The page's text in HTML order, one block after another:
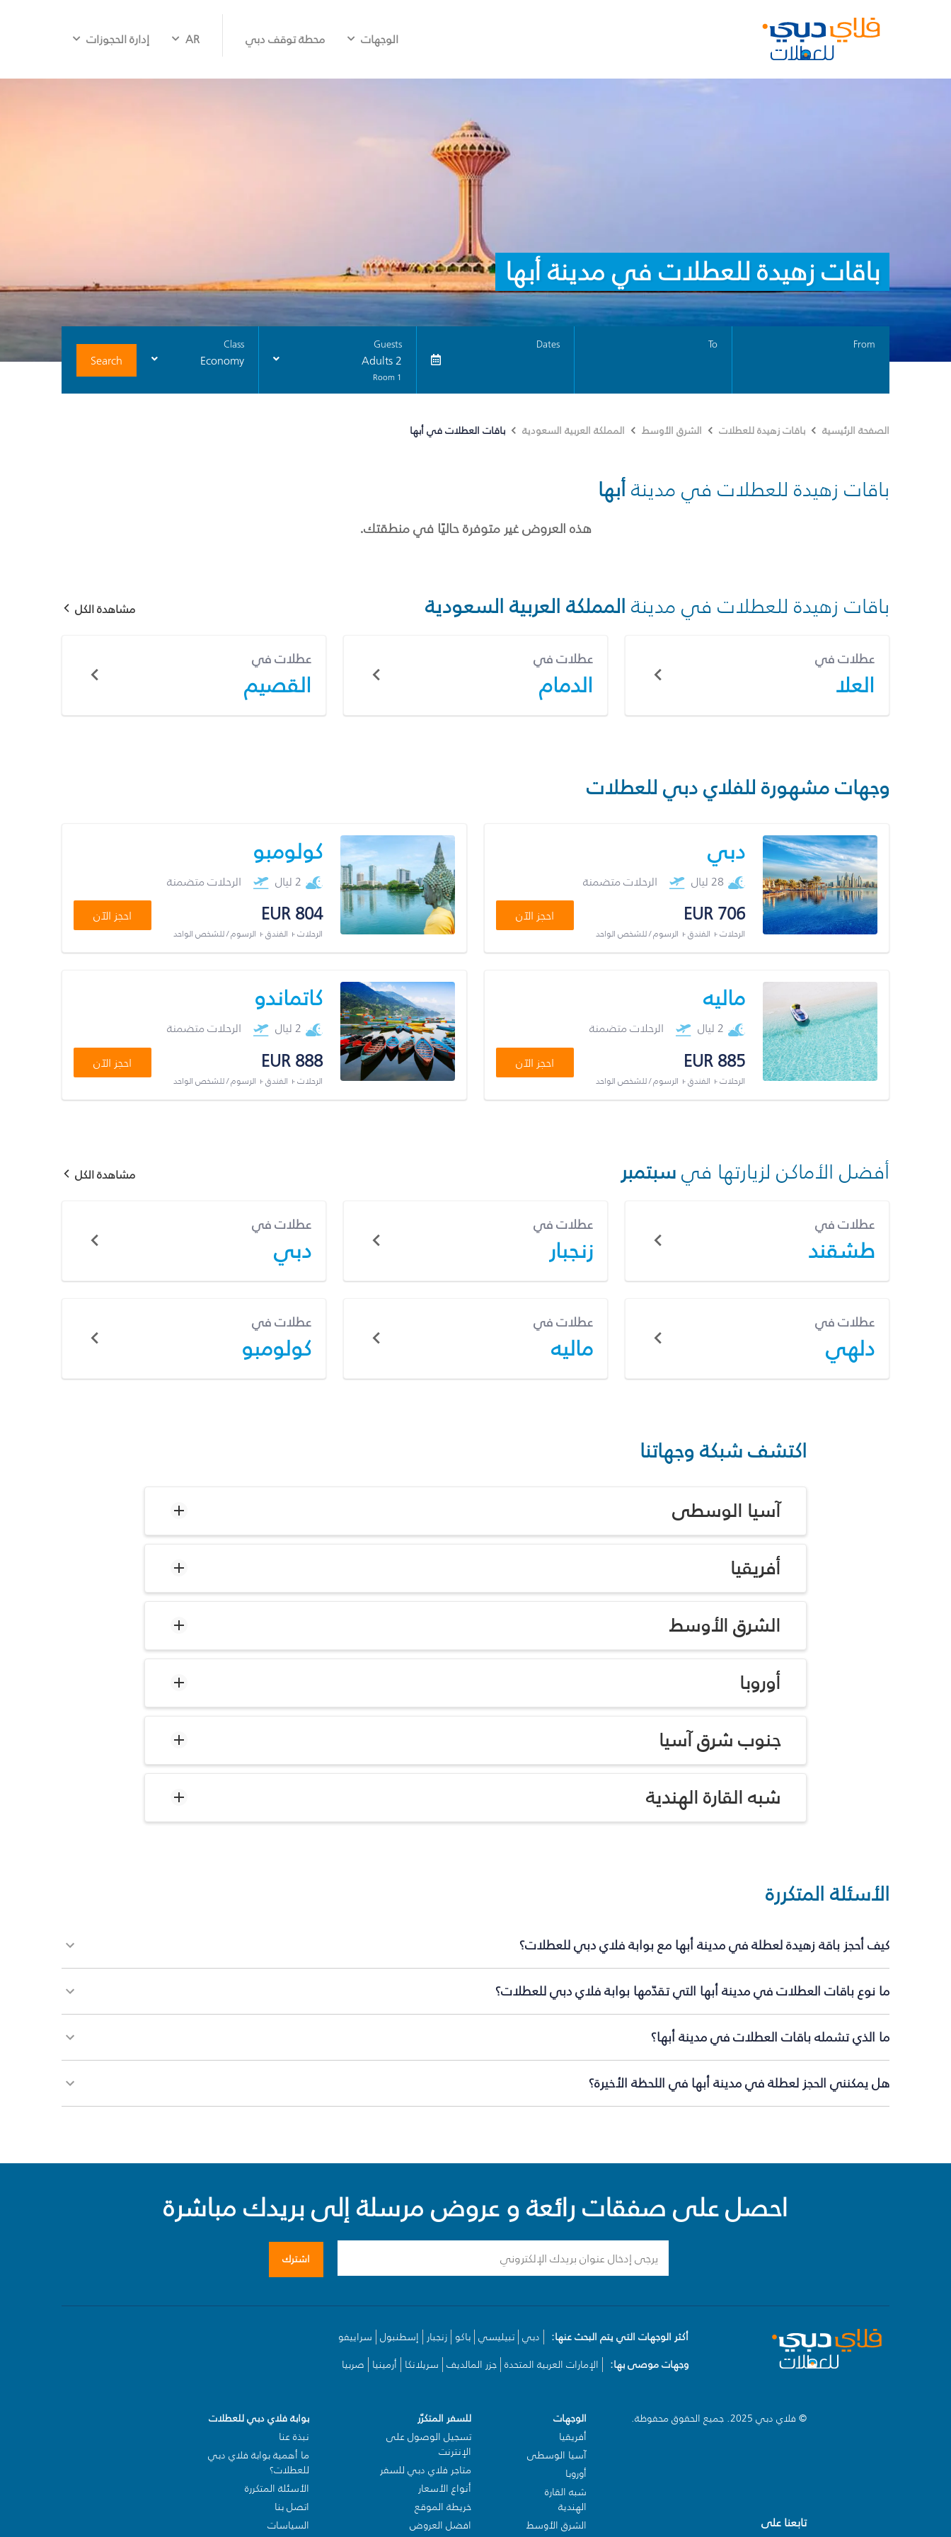
الوجهات محطة توقف دبي AR إدارة الحجوزات
باقات زهيدة للعطلات في مدينة أبها
From
To
Dates
Guests
2 Adults
1 Room
Class
Economy
Search
الصفحة الرئيسية باقات زهيدة للعطلات الشرق الأوسط المملكة العربية السعودية باقات العطلات في أبها
باقات زهيدة للعطلات في مدينةأبها
هذه العروض غير متوفرة حاليًا في منطقتك.
باقات زهيدة للعطلات في مدينة المملكة العربية السعودية مشاهدة الكل
عطلات في
العلا
عطلات في
الدمام
عطلات في
القصيم
وجهات مشهورة للفلاي دبي للعطلات
دبي
28 ليال الرحلات متضمنة
EUR 706
الرحلات + الفندق + الرسوم / للشخص الواحد
احجز الآن
كولومبو
2 ليال الرحلات متضمنة
EUR 804
الرحلات + الفندق + الرسوم / للشخص الواحد
احجز الآن
ماليه
2 ليال الرحلات متضمنة
EUR 885
الرحلات + الفندق + الرسوم / للشخص الواحد
احجز الآن
كاتماندو
2 ليال الرحلات متضمنة
EUR 888
الرحلات + الفندق + الرسوم / للشخص الواحد
احجز الآن
أفضل الأماكن لزيارتها فيسبتمبر مشاهدة الكل
عطلات في
طشقند
عطلات في
زنجبار
عطلات في
دبي
عطلات في
دلهي
عطلات في
ماليه
عطلات في
كولومبو
اكتشف شبكة وجهاتنا
آسيا الوسطى
أفريقيا
الشرق الأوسط
أوروبا
جنوب شرق آسيا
شبه القارة الهندية
الأسئلة المتكررة
كيف أحجز باقة زهيدة لعطلة في مدينة أبها مع بوابة فلاي دبي للعطلات؟
ما نوع باقات العطلات في مدينة أبها التي تقدّمها بوابة فلاي دبي للعطلات؟
ما الذي تشمله باقات العطلات في مدينة أبها؟
هل يمكنني الحجز لعطلة في مدينة أبها في اللحظة الأخيرة؟
احصل على صفقات رائعة و عروض مرسلة إلى بريدك مباشرة
اشترك
أكثر الوجهات التي يتم البحث عنها: دبي تبيليسي باكو زنجبار إسطنبول سراييفو
وجهات موصى بها:
الإمارات العربية المتحدة جزر المالديف سريلانكا أرمينيا صربيا
© فلاي دبي 2025. جميع الحقوق محفوظة.
تابعنا على
الوجهات
أفريقيا
آسيا الوسطى
أوروبا
شبه القارة
الهندية
الشرق الأوسط
للسفر المتكرّر
تسجيل الوصول على
الإنترنت
متاجر فلاي دبي للسفر
أنواع الأسعار
خريطة الموقع
افضل العروض
بوابة فلاي دبي للعطلات
نبذة عنا
ما أهمية بوابة فلاي دبي
للعطلات؟
الأسئلة المتكررة
اتصل بنا
السياسات